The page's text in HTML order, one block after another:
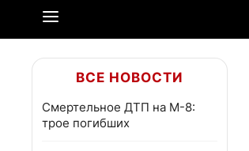
ВСЕ НОВОСТИ
Смертельное ДТП на М-8:
трое погибших